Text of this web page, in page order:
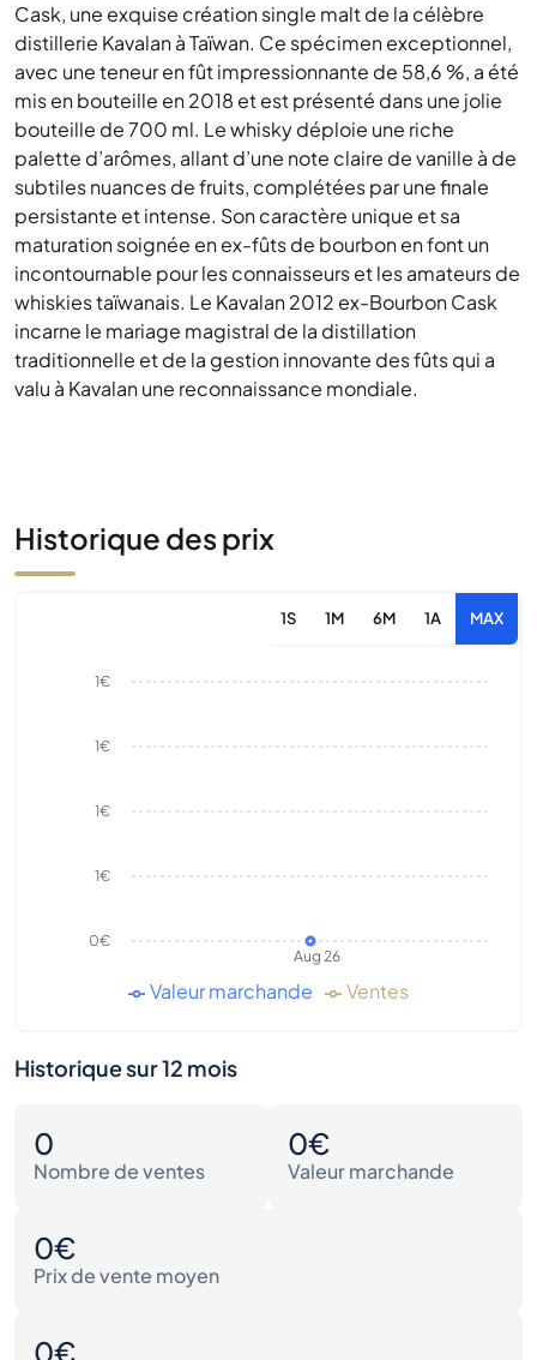
Cask, une exquise création single malt de la célèbre
distillerie Kavalan à Taïwan. Ce spécimen exceptionnel,
avec une teneur en fût impressionnante de 58,6 %, a été
mis en bouteille en 2018 et est présenté dans une jolie
bouteille de 700 ml. Le whisky déploie une riche
palette d’arômes, allant d’une note claire de vanille à de
subtiles nuances de fruits, complétées par une finale
persistante et intense. Son caractère unique et sa
maturation soignée en ex-fûts de bourbon en font un
incontournable pour les connaisseurs et les amateurs de
whiskies taïwanais. Le Kavalan 2012 ex-Bourbon Cask
incarne le mariage magistral de la distillation
traditionnelle et de la gestion innovante des fûts qui a
valu à Kavalan une reconnaissance mondiale.
Historique des prix
1S 1M 6M 1A MAX
Aug 26
0€
1€
1€
1€
1€
Valeur marchande Ventes
Historique sur 12 mois
0
Nombre de ventes
0€
Valeur marchande
0€
Prix de vente moyen
0€